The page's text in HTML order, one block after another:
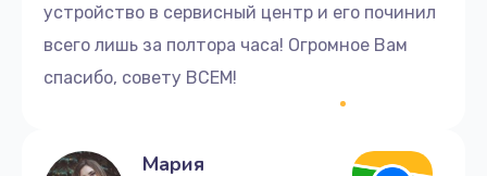
Мы ценим ваше время, поэтому обещаем быстрый и
качественный ремонт компьютера Apple. Доверьте
свою технику нам и получите надежное
устройство в сервисный центр и его починил
всего лишь за полтора часа! Огромное Вам
спасибо, совету ВСЕМ!
Мария